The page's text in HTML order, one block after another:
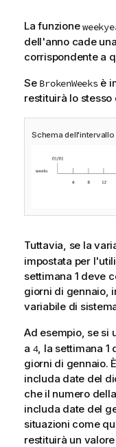
La funzione
dell'anno cade
corrispondente a
Se BrokenWeeksè
restituirà lo stesso
Schema
Tuttavia, se la
impostata per
settimana 1 deve
giorni di gennaio,
variabile di
Ad esempio, se si
a 4, la settimana 1
giorni di gennaio.
includa date del
che il numero
includa date del
situazioni come
restituirà un